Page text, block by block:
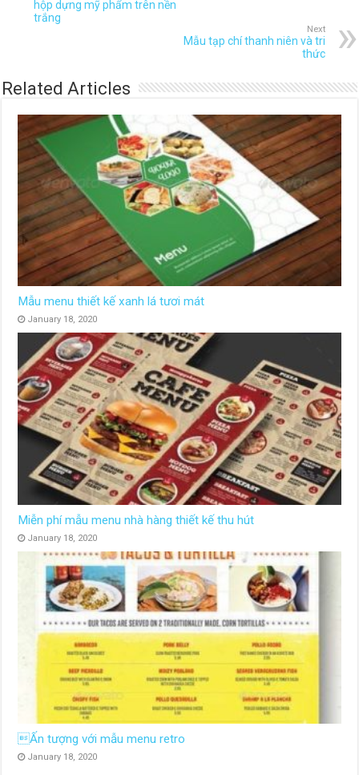
hộp dựng mỹ phẩm trên nền
trắng
Next
Mẫu tạp chí thanh niên và tri
thức
Related Articles
Mẫu menu thiết kế xanh lá tươi mát
January 18, 2020
Miễn phí mẫu menu nhà hàng thiết kế thu hút
January 18, 2020
Ấn tượng với mẫu menu retro
January 18, 2020